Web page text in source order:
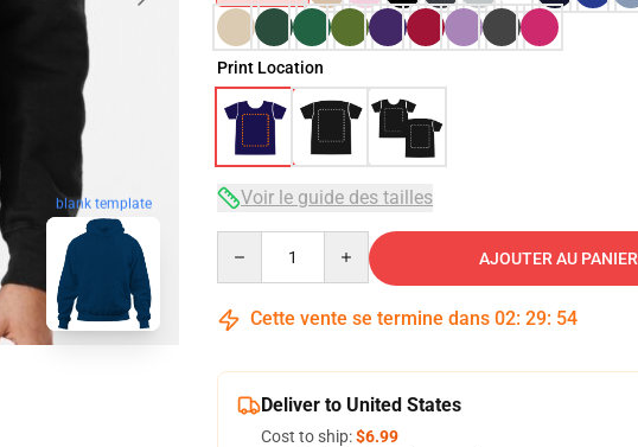
blank template
Print Location
Voir le guide des tailles
AJOUTER AU PANIER
Cette vente se termine dans 02: 29: 53
Deliver to United States
Cost to ship:$6.99